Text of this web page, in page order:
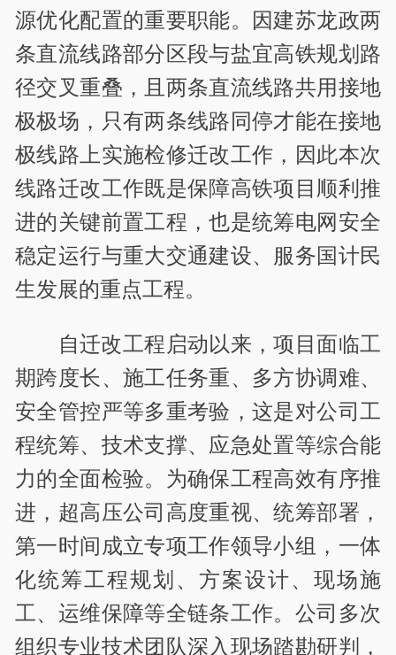
源优化配置的重要职能。因建苏龙政两
条直流线路部分区段与盐宜高铁规划路
径交叉重叠，且两条直流线路共用接地
极极场，只有两条线路同停才能在接地
极线路上实施检修迁改工作，因此本次
线路迁改工作既是保障高铁项目顺利推
进的关键前置工程，也是统筹电网安全
稳定运行与重大交通建设、服务国计民
生发展的重点工程。
自迁改工程启动以来，项目面临工
期跨度长、施工任务重、多方协调难、
安全管控严等多重考验，这是对公司工
程统筹、技术支撑、应急处置等综合能
力的全面检验。为确保工程高效有序推
进，超高压公司高度重视、统筹部署，
第一时间成立专项工作领导小组，一体
化统筹工程规划、方案设计、现场施
工、运维保障等全链条工作。公司多次
组织专业技术团队深入现场踏勘研判，